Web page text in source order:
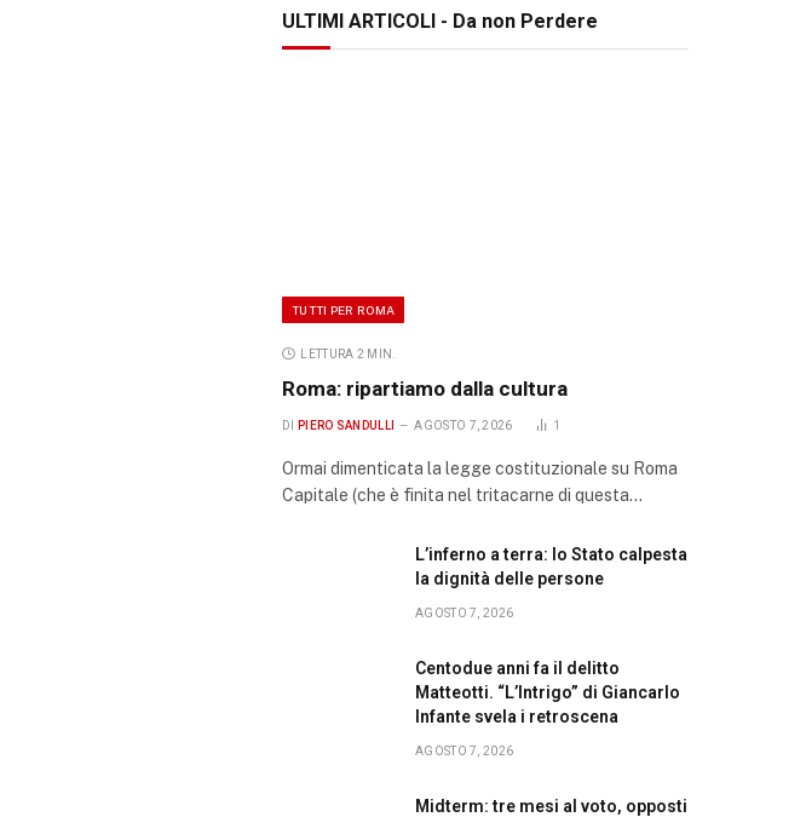
ULTIMI ARTICOLI - Da non Perdere
TUTTI PER ROMA
LETTURA 2 MIN.
Roma: ripartiamo dalla cultura
DI PIERO SANDULLI AGOSTO 7, 2026 1
Ormai dimenticata la legge costituzionale su Roma
Capitale (che è finita nel tritacarne di questa…
L’inferno a terra: lo Stato calpesta
la dignità delle persone
AGOSTO 7, 2026
Centodue anni fa il delitto
Matteotti. “L’Intrigo” di Giancarlo
Infante svela i retroscena
AGOSTO 7, 2026
Midterm: tre mesi al voto, opposti